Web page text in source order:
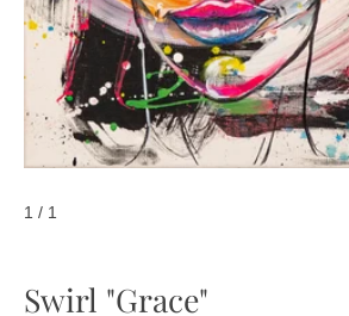
Swirl "Grace"
1 / 1